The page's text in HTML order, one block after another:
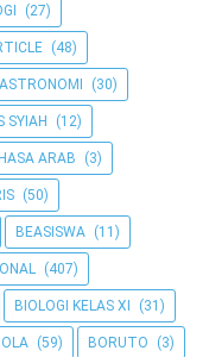
(27)
(48)
ASTRONOMI (30)
SYIAH (12)
ARAB (3)
(50)
BEASISWA (11)
(407)
BIOLOGI KELAS XI (31)
(59) BORUTO (3)